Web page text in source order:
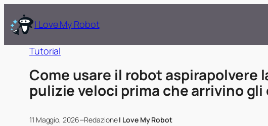
I Love My Robot
Tutorial
Come usare il robot aspirapolvere
pulizie veloci prima che arrivino
11 Maggio, 2026–RedazioneI Love My Robot